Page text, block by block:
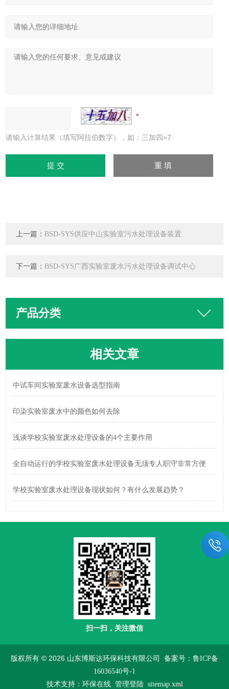
请输入计算结果（填写阿拉伯数字），如：三加四=7
上一篇： BSD-SYS供应中山实验室污水处理设备装置
下一篇： BSD-SYS广西实验室废水污水处理设备调试中心
产品分类
相关文章
中试车间实验室废水设备选型指南
印染实验室废水中的颜色如何去除
浅谈学校实验室废水处理设备的4个主要作用
全自动运行的学校实验室废水处理设备无须专人职守非常方便
学校实验室废水处理设备现状如何？有什么发展趋势？
扫一扫，关注微信
版权所有 © 2026 山东博斯达环保科技有限公司 备案号：鲁ICP备
16036540号-1
技术支持： 环保在线 管理登陆 sitemap.xml